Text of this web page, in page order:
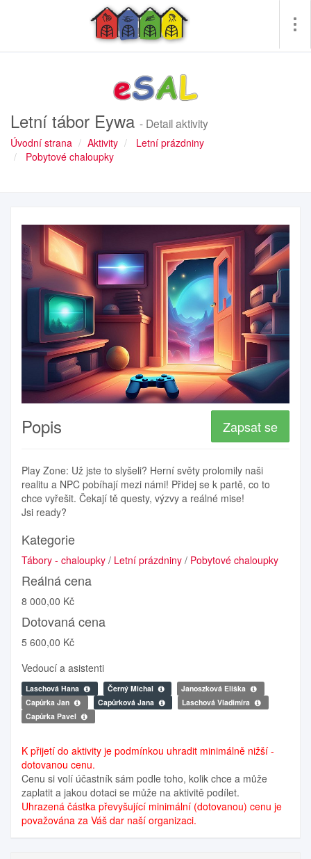
Letní tábor Eywa - Detail aktivity
Úvodní strana Aktivity
Letní prázdniny
Pobytové chaloupky
Popis Zapsat se
Play Zone: Už jste to slyšeli? Herní světy prolomily naši
realitu a NPC pobíhají mezi námi! Přidej se k partě, co to
chce vyřešit. Čekají tě questy, výzvy a reálné mise!
Jsi ready?
Kategorie
Tábory - chaloupky / Letní prázdniny / Pobytové chaloupky
Reálná cena
8 000,00 Kč
Dotovaná cena
5 600,00 Kč
Vedoucí a asistenti
Laschová Hana Černý Michal
Janoszková Eliška
Capůrka Jan
Capůrková Jana
Laschová Vladimíra
Capůrka Pavel
K přijetí do aktivity je podmínkou uhradit minimálně nižší -
dotovanou cenu.
Cenu si volí účastník sám podle toho, kolik chce a může
zaplatit a jakou dotaci se může na aktivitě podílet.
Uhrazená částka převyšující minimální (dotovanou) cenu je
považována za Váš dar naší organizaci.